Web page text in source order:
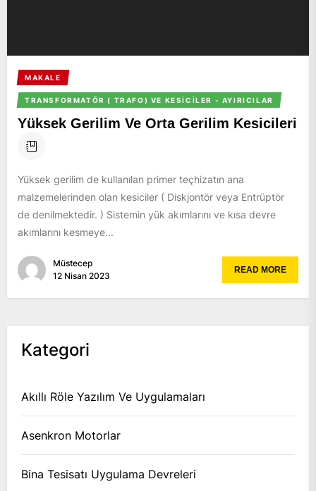
MAKALE
TRANSFORMATÖR ( TRAFO) VE KESICILER - AYIRICILAR
Yüksek Gerilim Ve Orta Gerilim Kesicileri
Yüksek gerilim de kullanılan primer teçhizatın ana
malzemelerinden olan kesiciler ( Diskjontör veya Entrüptör
de denilmektedir. ) Sistemin yük akımlarını ve kısa devre
akımlarını kesmeye...
Müstecep
12 Nisan 2023
READ MORE
Kategori
Akıllı Röle Yazılım Ve Uygulamaları
Asenkron Motorlar
Bina Tesisatı Uygulama Devreleri